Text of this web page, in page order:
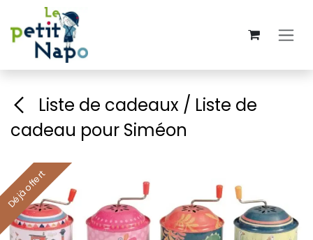
Se rendre au contenu
Liste de cadeaux / Liste de
cadeau pour Siméon
Déjà offert